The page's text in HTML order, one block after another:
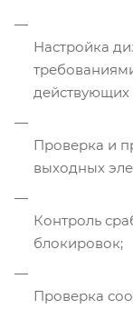
Настройка
Проверка и
выходных
Контроль
блокировок;
Проверка